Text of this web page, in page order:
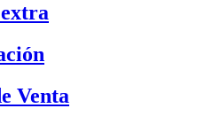
Venta